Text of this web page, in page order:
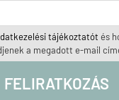
tájékoztatót és
a megadott e-mail
FELIRATKOZÁS